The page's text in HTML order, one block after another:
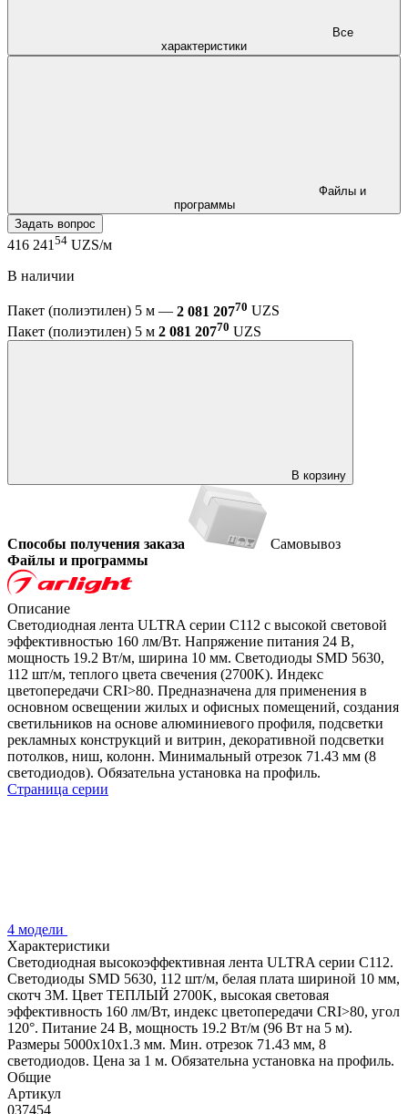
характеристики
программы
Задать вопрос
416 241 54 UZS/м
В наличии
Пакет (полиэтилен) 5 м — 2 081 20770 UZS
Пакет (полиэтилен) 5 м 2 081 20770 UZS
В корзину
Способы получения заказа
Самовывоз
Файлы и программы
Описание
Светодиодная лента ULTRA серии C112 с высокой световой
эффективностью 160 лм/Вт. Напряжение питания 24 В,
мощность 19.2 Вт/м, ширина 10 мм. Светодиоды SMD 5630,
112 шт/м, теплого цвета свечения (2700K). Индекс
цветопередачи CRI>80. Предназначена для применения в
основном освещении жилых и офисных помещений, создания
светильников на основе алюминиевого профиля, подсветки
рекламных конструкций и витрин, декоративной подсветки
потолков, ниш, колонн. Минимальный отрезок 71.43 мм (8
светодиодов). Обязательна установка на профиль.
Страница серии
4 модели
Характеристики
Светодиодная высокоэффективная лента ULTRA серии C112.
Светодиоды SMD 5630, 112 шт/м, белая плата шириной 10 мм,
скотч 3M. Цвет ТЕПЛЫЙ 2700K, высокая световая
эффективность 160 лм/Вт, индекс цветопередачи CRI>80, угол
120°. Питание 24 В, мощность 19.2 Вт/м (96 Вт на 5 м).
Размеры 5000x10x1.3 мм. Мин. отрезок 71.43 мм, 8
светодиодов. Цена за 1 м. Обязательна установка на профиль.
Общие
Артикул
037454